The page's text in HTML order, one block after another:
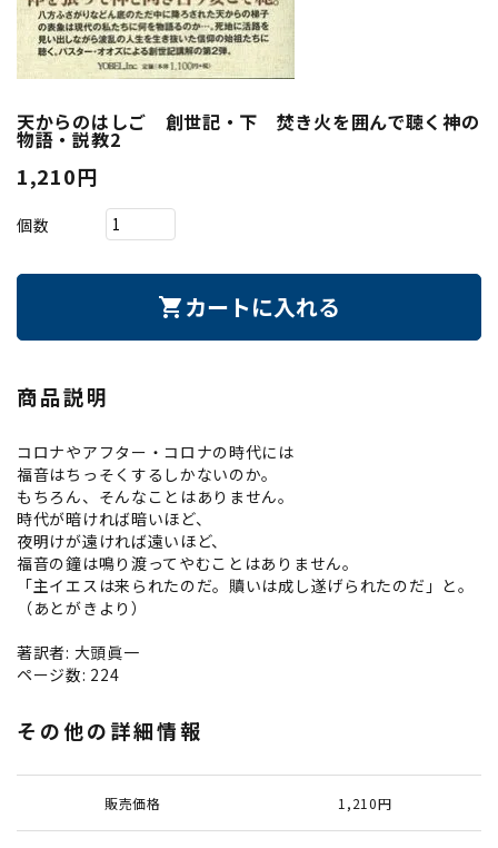
天からのはしご 創世記・下 焚き火を囲んで聴く神の
物語・説教2
1,210円
個数
shopping_cart カートに入れる
商品説明
コロナやアフター・コロナの時代には
福音はちっそくするしかないのか。
もちろん、そんなことはありません。
時代が暗ければ暗いほど、
夜明けが遠ければ遠いほど、
福音の鐘は鳴り渡ってやむことはありません。
「主イエスは来られたのだ。贖いは成し遂げられたのだ」と。
（あとがきより）
著訳者: 大頭眞一
ページ数: 224
その他の詳細情報
販売価格 1,210円